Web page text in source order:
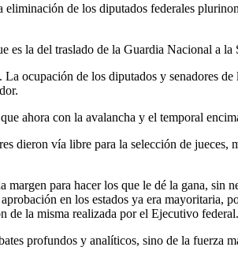
de los diputados federales
es la del traslado de la Guardia Nacional a
ocupación de los diputados y senadores
ahora con la avalancha y el temporal
dieron vía libre para la selección de jueces,
para hacer los que le dé la gana, sin
en los estados ya era mayoritaria,
la misma realizada por el Ejecutivo federal.
profundos y analíticos, sino de la fuerza